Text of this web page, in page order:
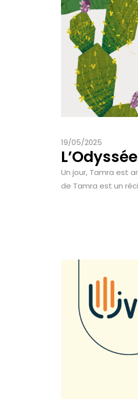
19/05/2025
Un jour, Tamra est
de Tamra est un